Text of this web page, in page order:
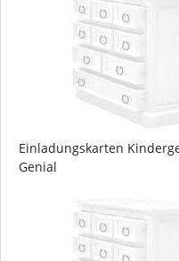
Einladungskarten
Genial